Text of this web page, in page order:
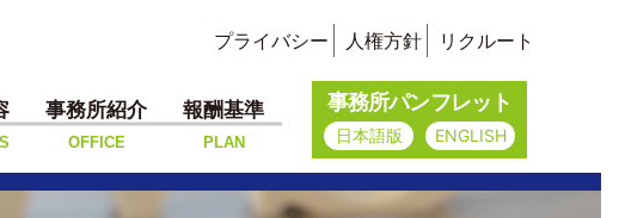
プライバシー 人権方針 リクルート
事務所紹介
OFFICE
報酬基準
PLAN
事務所パンフレット
日本語版 ENGLISH